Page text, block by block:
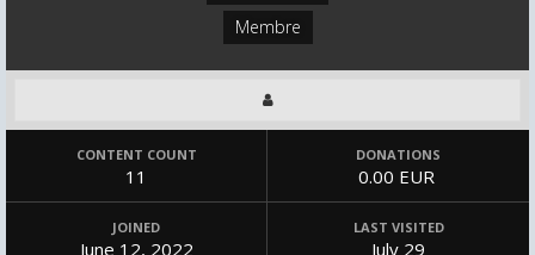
Membre
CONTENT COUNT
11
DONATIONS
0.00 EUR
JOINED
June 12, 2022
LAST VISITED
July 29